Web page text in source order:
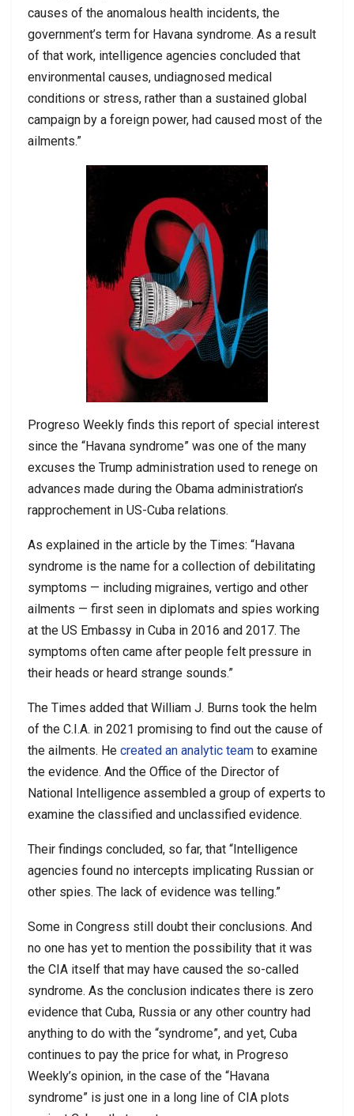
causes of the anomalous health incidents, the
government’s term for Havana syndrome. As a result
of that work, intelligence agencies concluded that
environmental causes, undiagnosed medical
conditions or stress, rather than a sustained global
campaign by a foreign power, had caused most of the
ailments.”
Progreso Weekly finds this report of special interest
since the “Havana syndrome” was one of the many
excuses the Trump administration used to renege on
advances made during the Obama administration’s
rapprochement in US-Cuba relations.
As explained in the article by the Times: “Havana
syndrome is the name for a collection of debilitating
symptoms — including migraines, vertigo and other
ailments — first seen in diplomats and spies working
at the US Embassy in Cuba in 2016 and 2017. The
symptoms often came after people felt pressure in
their heads or heard strange sounds.”
The Times added that William J. Burns took the helm
of the C.I.A. in 2021 promising to find out the cause of
the ailments. He created an analytic team to examine
the evidence. And the Office of the Director of
National Intelligence assembled a group of experts to
examine the classified and unclassified evidence.
Their findings concluded, so far, that “Intelligence
agencies found no intercepts implicating Russian or
other spies. The lack of evidence was telling.”
Some in Congress still doubt their conclusions. And
no one has yet to mention the possibility that it was
the CIA itself that may have caused the so-called
syndrome. As the conclusion indicates there is zero
evidence that Cuba, Russia or any other country had
anything to do with the “syndrome”, and yet, Cuba
continues to pay the price for what, in Progreso
Weekly’s opinion, in the case of the “Havana
syndrome” is just one in a long line of CIA plots